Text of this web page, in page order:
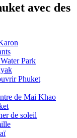
avec des
Park
Phuket
de Mai Khao
de soleil